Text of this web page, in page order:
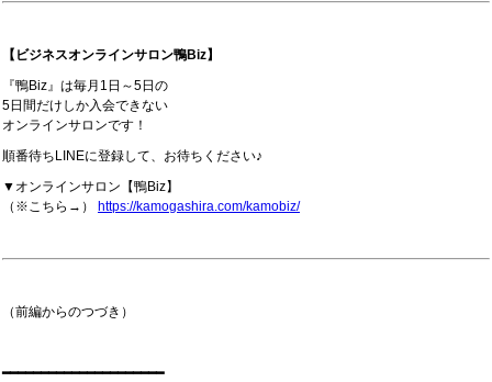
【ビジネスオンラインサロン鴨Biz】
『鴨Biz』は毎月1日～5日の
5日間だけしか入会できない
オンラインサロンです！
順番待ちLINEに登録して、お待ちください♪
▼オンラインサロン【鴨Biz】
（※こちら→） https://kamogashira.com/kamobiz/
（前編からのつづき）
━━━━━━━━━━━━━━━━━━━━━